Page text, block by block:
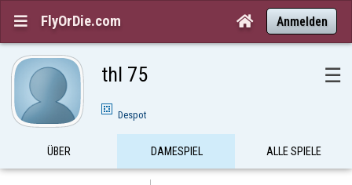
 FlyOrDie.com  Anmelden
thl 75 ☰
Despot
ÜBER DAMESPIEL ALLE SPIELE